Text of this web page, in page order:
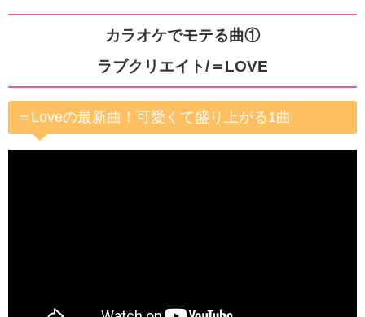
カラオケでモテる曲①
ラブクリエイト/＝LOVE
＝Loveの最新曲！可愛くて盛り上がる1曲